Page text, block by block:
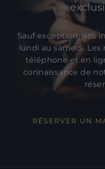
Sauf exception, nos
lundi au samedi.
téléphone et en
connaissance de
RÉSERVER UN